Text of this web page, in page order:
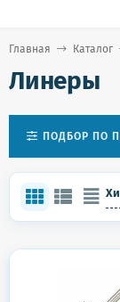
Главная Каталог
Линеры
ПОДБОР ПО